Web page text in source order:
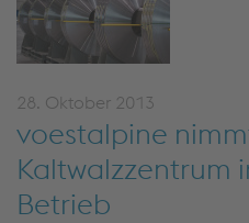
28. Oktober 2013
voestalpine
Kaltwalzzentrum
Betrieb